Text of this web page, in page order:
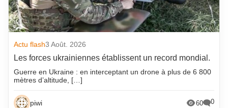
Actu flash3 Août. 2026
Les forces ukrainiennes établissent un record mondial.
Guerre en Ukraine : en interceptant un drone à plus de 6 800
mètres d’altitude, […]
piwi 60 0